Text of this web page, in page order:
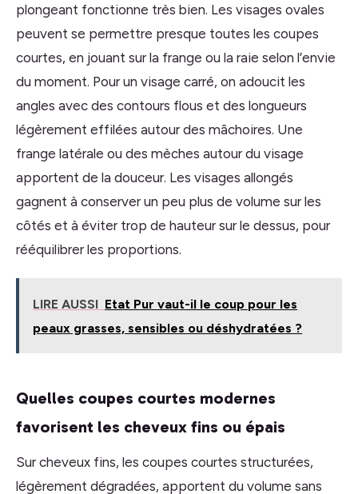
plongeant fonctionne très bien. Les visages ovales
peuvent se permettre presque toutes les coupes
courtes, en jouant sur la frange ou la raie selon l’envie
du moment. Pour un visage carré, on adoucit les
angles avec des contours flous et des longueurs
légèrement effilées autour des mâchoires. Une
frange latérale ou des mèches autour du visage
apportent de la douceur. Les visages allongés
gagnent à conserver un peu plus de volume sur les
côtés et à éviter trop de hauteur sur le dessus, pour
rééquilibrer les proportions.
LIRE AUSSI Etat Pur vaut-il le coup pour les
peaux grasses, sensibles ou déshydratées ?
Quelles coupes courtes modernes
favorisent les cheveux fins ou épais
Sur cheveux fins, les coupes courtes structurées,
légèrement dégradées, apportent du volume sans